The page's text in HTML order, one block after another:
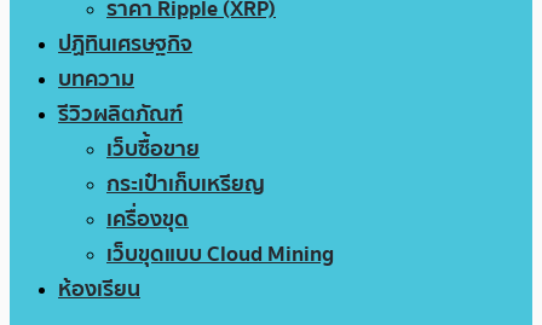
ราคา Ripple (XRP)
ปฏิทินเศรษฐกิจ
บทความ
รีวิวผลิตภัณฑ์
เว็บซื้อขาย
กระเป๋าเก็บเหรียญ
เครื่องขุด
เว็บขุดแบบ Cloud Mining
ห้องเรียน